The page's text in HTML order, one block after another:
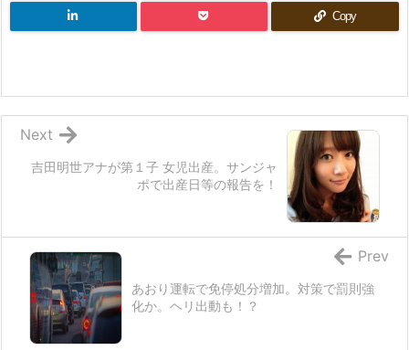
Copy
吉田明世アナが第１子 女児出産。サンジャ
ポで出産日等の報告を！
Next
あおり運転で免停処分増加。対策で罰則強
化か。ヘリ出動も！？
Prev